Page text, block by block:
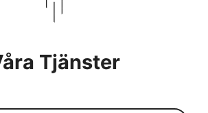
Tjänster